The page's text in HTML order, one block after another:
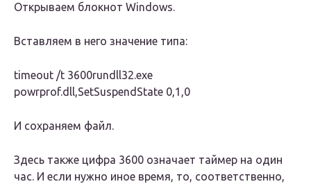
Открываем блокнот Windows.
Вставляем в него значение типа:
timeout /t 3600rundll32.exe
powrprof.dll,SetSuspendState 0,1,0
И сохраняем файл.
Здесь также цифра 3600 означает таймер на один
час. И если нужно иное время, то, соответственно,